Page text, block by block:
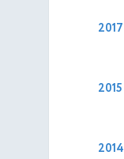
2017
2015
2014